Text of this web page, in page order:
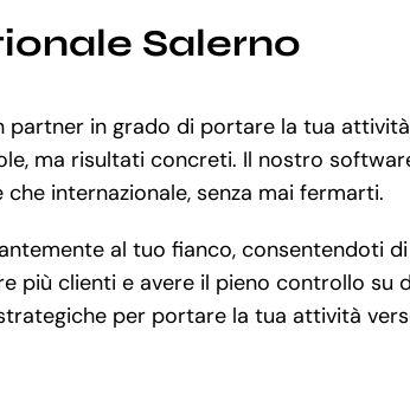
Salerno
partner in grado di portare la tua
ma risultati concreti. Il nostro
internazionale, senza mai fermarti.
al tuo fianco, consentendoti
più clienti e avere il pieno controllo
per portare la tua attività